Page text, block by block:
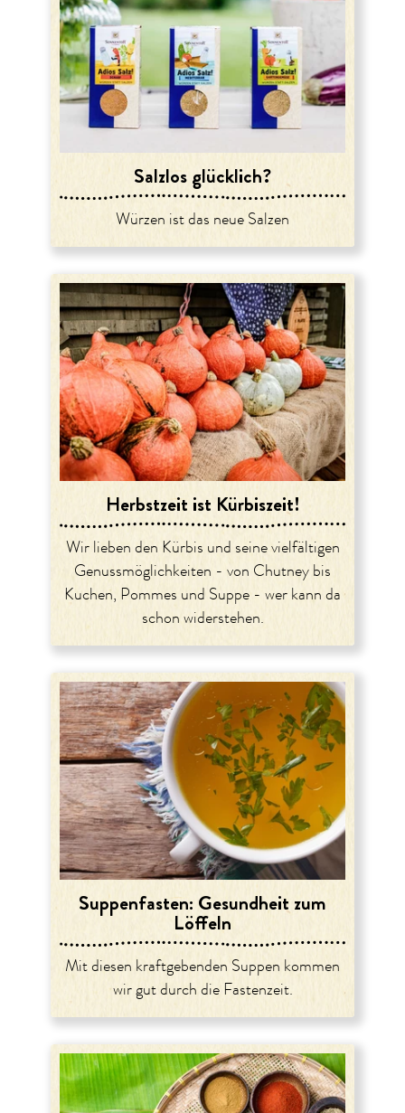
Salzlos glücklich?
Würzen ist das neue Salzen
Herbstzeit ist Kürbiszeit!
Wir lieben den Kürbis und seine vielfältigen
Genussmöglichkeiten - von Chutney bis
Kuchen, Pommes und Suppe - wer kann da
schon widerstehen.
Suppenfasten: Gesundheit zum
Löffeln
Mit diesen kraftgebenden Suppen kommen
wir gut durch die Fastenzeit.